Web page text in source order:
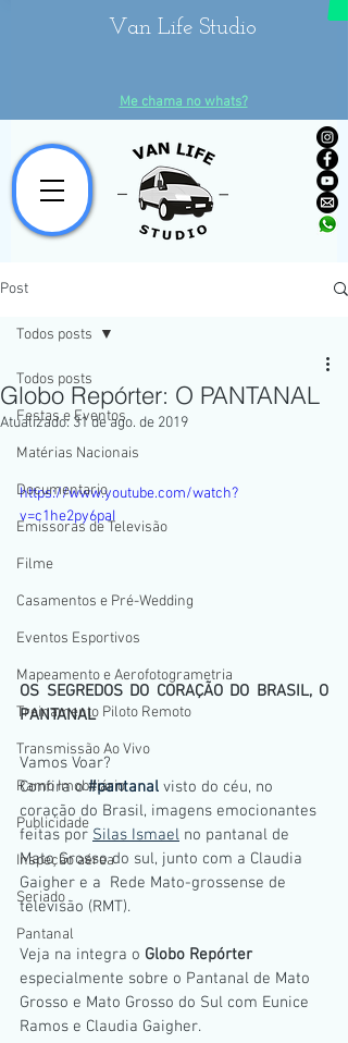
Van Life Studio
Me chama no whats?
Post
Todos posts
Festas e Eventos
Matérias Nacionais
Documentario
Emissoras de Televisão
Filme
Casamentos e Pré-Wedding
Eventos Esportivos
Mapeamento e Aerofotogrametria
Treinamento Piloto Remoto
Transmissão Ao Vivo
Ramo Imobiliário
Publicidade
Inspeção aérea
Seriado
Pantanal
Todos posts
Globo Repórter: O PANTANAL
Atualizado:31 de ago. de 2019
https://www.youtube.com/watch?
v=c1he2py6paI
OS SEGREDOS DO CORAÇÃO DO BRASIL, O
PANTANAL
Vamos Voar?
Confira o #pantanal visto do céu, no
coração do Brasil, imagens emocionantes
feitas por Silas Ismael no pantanal de
Mato Grosso do sul, junto com a Claudia
Gaigher e a  Rede Mato-grossense de
televisão (RMT).
Veja na integra o Globo Repórter
especialmente sobre o Pantanal de Mato
Grosso e Mato Grosso do Sul com Eunice
Ramos e Claudia Gaigher.